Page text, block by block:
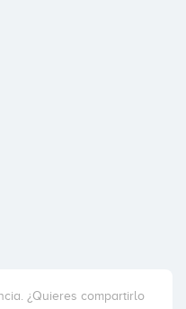
¿Quieres compartirlo